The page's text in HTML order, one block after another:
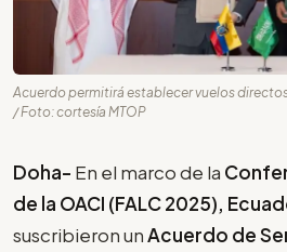
Acuerdo permitirá establecer vuelos
/ Foto: cortesía MTOP
Doha- En el marco de la
de la OACI (FALC 2025),
suscribieron unAcuerdo de